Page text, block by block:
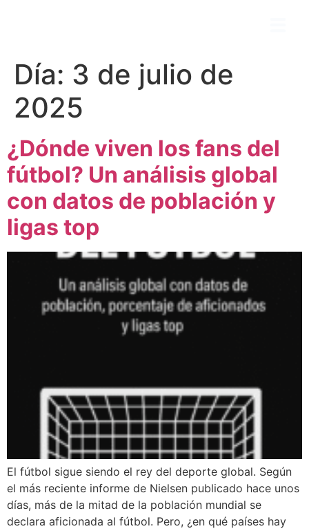
Día: 3 de julio de
2025
¿Dónde viven los fans del
fútbol? Un análisis global
con datos de población y
ligas top
El fútbol sigue siendo el rey del deporte global. Según
el más reciente informe de Nielsen publicado hace unos
días, más de la mitad de la población mundial se
declara aficionada al fútbol. Pero, ¿en qué países hay